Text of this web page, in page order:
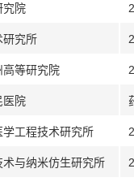
究院
研究所
高等研究院
医院
工程技术研究所
与纳米仿生研究所